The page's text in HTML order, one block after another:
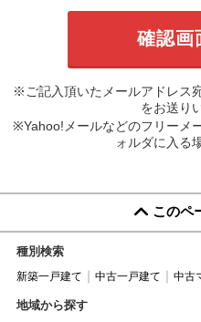
※ご記入頂いたメールアドレス
をお送り
※Yahoo!メールなどのフリーメ
ォルダに入る
このペ
種別検索
新築一戸建て 中古一戸建て 中古
地域から探す